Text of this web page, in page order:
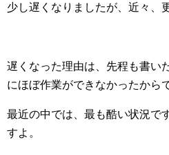
少し遅くなりましたが、近々、
遅くなった理由は、先程も書い
にほぼ作業ができなかったから
最近の中では、最も酷い状況で
すよ。